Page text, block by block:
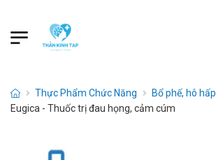
Thực Phẩm Chức Năng
Bổ phế, hô hấp
Eugica - Thuốc trị đau họng, cảm cúm